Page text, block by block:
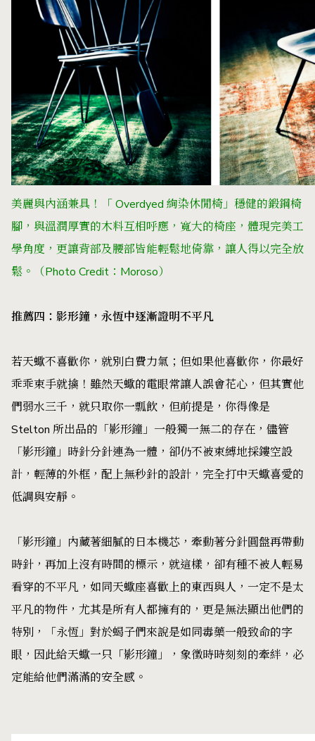
美麗與內涵兼具！
「 Overdyed 絢染休閒椅」穩健的鍛鋼椅
腳，與溫潤厚實的木料互相呼應，寬大的椅座，體現完美工
學角度，更讓背部及腰部皆能輕鬆地倚靠，讓人得以完全放
鬆。（Photo Credit：Moroso）
推薦四：影形鐘，永恆中逐漸證明不平凡
若天蠍不喜歡你，就別白費力氣；但如果他喜歡你，你最好
乖乖束手就擒！雖然天蠍的電眼常讓人誤會花心，但其實他
們弱水三千，就只取你一瓢飲，但前提是，你得像是
Stelton 所出品的「影形鐘」一般獨一無二的存在，儘管
「影形鐘」時針分針連為一體，卻仍不被束縛地採鏤空設
計，輕薄的外框，配上無秒針的設計，完全打中天蠍喜愛的
低調與安靜。
「影形鐘」內藏著細膩的日本機芯，牽動著分針圓盤再帶動
時針，再加上沒有時間的標示，就這樣，卻有種不被人輕易
看穿的不平凡，如同天蠍座喜歡上的東西與人，一定不是太
平凡的物件，尤其是所有人都擁有的，更是無法顯出他們的
特別，「永恆」對於蝎子們來說是如同毒藥一般致命的字
眼，因此給天蠍一只「影形鐘」，象徵時時刻刻的牽絆，必
定能給他們滿滿的安全感。